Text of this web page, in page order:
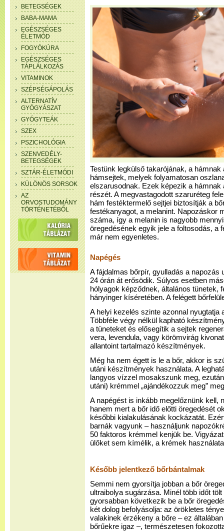
BETEGSÉGEK
BABA-MAMA
EGÉSZSÉGES
ÉLETMÓD
FOGYÓKÚRA
EGÉSZSÉGES
TÁPLÁLKOZÁS
VITAMINOK
SZÉPSÉGÁPOLÁS
ALTERNATÍV
GYÓGYÁSZAT
GYÓGYTEÁK
SZEX
PSZICHOLÓGIA
SZENVEDÉLY-
BETEGSÉGEK
SZTÁR-ÉLETMÓDI
KÜLÖNÖS SORSOK
AZ
ORVOSTUDOMÁNY
TÖRTÉNETÉBŐL
Testünk legkülső takarójának, a
hámsejtek, melyek folyamatosan
elszarusodnak. Ezek képezik a hámnak
részét. A megvastagodott szaruréteg
hám festéktermelő sejtjei biztosítják a
festékanyagot, a melanint. Napozáskor
száma, így a melanin is nagyobb
öregedésének egyik jele a foltosodás, a
már nem egyenletes.
Napégés
A fájdalmas bőrpír, gyulladás a napozás
24 órán át erősödik. Súlyos esetben
hólyagok képződnek, általános tünetek,
hányinger kíséretében. A felégett
A helyi kezelés szinte azonnal nyugtatja
Többféle végy nélkül kapható
a tüneteket és elősegítik a sejtek
vera, levendula, vagy körömvirág
allantoint tartalmazó készítmények.
Még ha nem égett is le a bőr, akkor is
utáni készítmények használata. A
langyos vízzel mosakszunk meg,
utáni) krémmel „ajándékozzuk meg”
A napégést is inkább megelőznünk kell,
hanem mert a bőr idő előtti öregedését
későbbi kialakulásának kockázatát.
barnák vagyunk – használjunk
50 faktoros krémmel kenjük be.
ülőket sem kímélik, a krémek
Később jelentkező bőrbántalmak
Semmi nem gyorsítja jobban a bőr
ultraibolya sugárzása. Minél több időt
gyorsabban következik be a bőr
két dolog befolyásolja: az örökletes
valakinek érzékeny a bőre – ez
bőrűekre igaz –, természetesen